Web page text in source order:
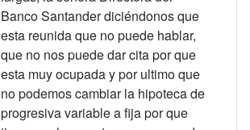
Banco Santander diciéndonos que
esta reunida que no puede hablar,
que no nos puede dar cita por que
esta muy ocupada y por ultimo que
no podemos cambiar la hipoteca de
progresiva variable a fija por que